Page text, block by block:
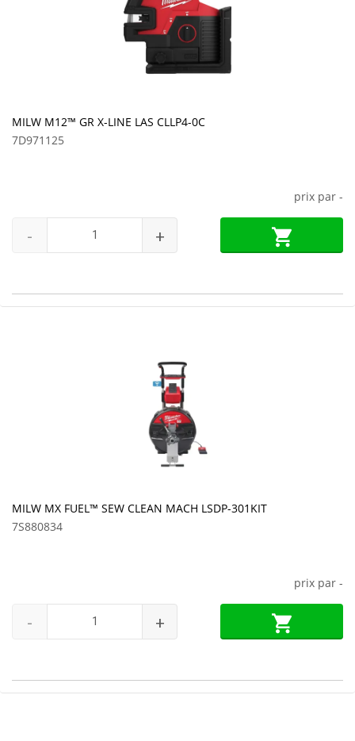
MILW M12™ GR X-LINE LAS CLLP4-0C
7D971125
prix par -
- +
MILW MX FUEL™ SEW CLEAN MACH LSDP-301KIT
7S880834
prix par -
- +